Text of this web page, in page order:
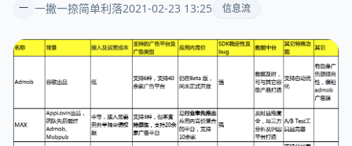
一 一撇一捺简单利落2021-02-23 13:25 信息流